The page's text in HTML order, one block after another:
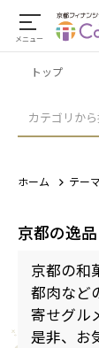
メニュー
カテゴリか
トップ
ホーム テー
京都の逸品
京都の和
都肉など
寄せグル
是非、お